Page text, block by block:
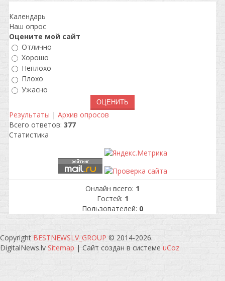
Календарь
Наш опрос
Оцените мой сайт
Отлично
Хорошо
Неплохо
Плохо
Ужасно
Результаты | Архив опросов
Всего ответов: 377
Статистика
Онлайн всего: 1
Гостей: 1
Пользователей: 0
Copyright BESTNEWSLV_GROUP © 2014-2026.
DigitalNews.lv Sitemap | Сайт создан в системе uCoz